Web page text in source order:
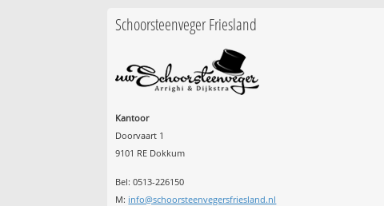
Schoorsteenveger Friesland
Kantoor
Doorvaart 1
9101 RE Dokkum
Bel: 0513-226150
M: info@schoorsteenvegersfriesland.nl